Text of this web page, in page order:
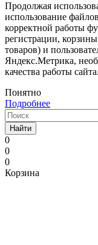
Продолжая
использование
корректной работы
регистрации,
товаров) и
Яндекс.Метрика,
качества работы сайта.
Понятно
Подробнее
Найти
0
0
0
Корзина